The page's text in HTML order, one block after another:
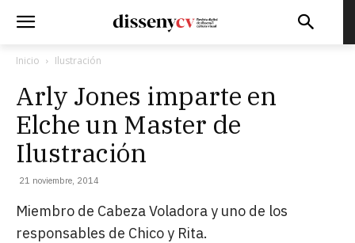
Inicio Ilustración
Arly Jones imparte en
Elche un Master de
Ilustración
21 noviembre, 2014
Miembro de Cabeza Voladora y uno de los
responsables de Chico y Rita.